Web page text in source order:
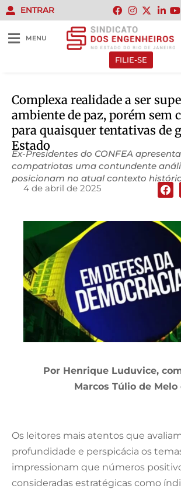
ENTRAR
MENU
FILIE-SE
Complexa realidade a ser
ambiente de paz, porém sem
para quaisquer tentativas de
Estado
Ex-Presidentes do CONFEA
compatriotas uma contundente
posicionam no atual contexto
4 de abril de 2025
Por Henrique Luduvice,
Marcos Túlio de
Os leitores mais atentos que
profundidade e perspicácia os
impressionam que números
consideradas estratégicas como